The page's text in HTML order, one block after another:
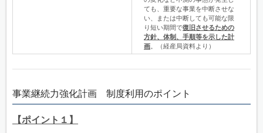
ても、重要な事業を中断させな
い、または中断しても可能な限
り短い期間で復旧させるための
方針、体制、手順等を示した計
画 。（経産局資料より）
事業継続力強化計画 制度利用のポイント
【ポイント１】